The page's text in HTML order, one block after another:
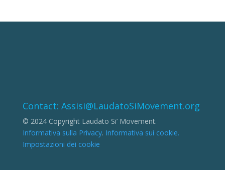
Contact: Assisi@LaudatoSiMovement.org
© 2024 Copyright Laudato Si’ Movement.
Informativa sulla Privacy. Informativa sui cookie.
Impostazioni dei cookie